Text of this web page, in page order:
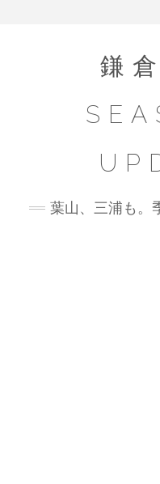
鎌
葉山、三浦も。